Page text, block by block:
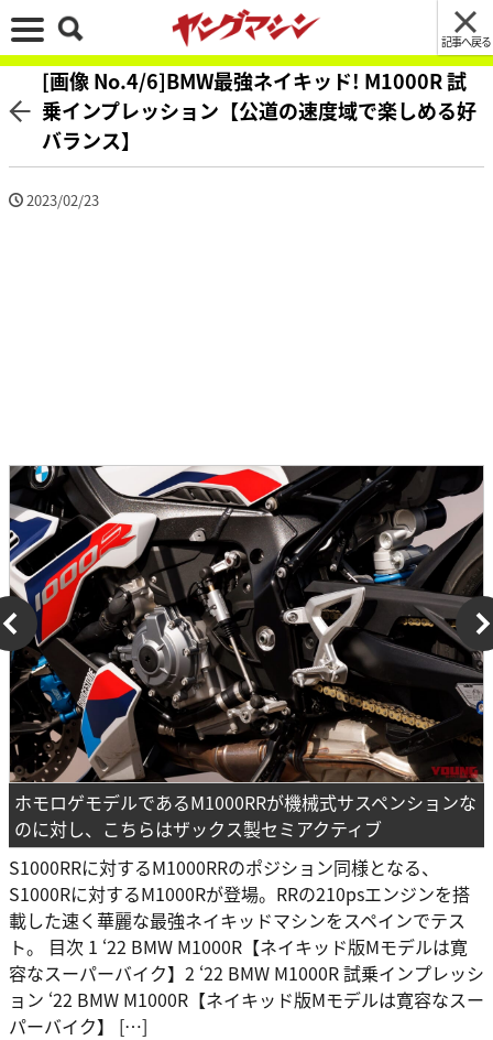
記事へ戻る
[画像 No.4/6]BMW最強ネイキッド! M1000R 試
乗インプレッション【公道の速度域で楽しめる好
バランス】
2023/02/23
ホモロゲモデルであるM1000RRが機械式サスペンションな
のに対し、こちらはザックス製セミアクティブ
S1000RRに対するM1000RRのポジション同様となる、
S1000Rに対するM1000Rが登場。RRの210psエンジンを搭
載した速く華麗な最強ネイキッドマシンをスペインでテス
ト。 目次 1 ‘22 BMW M1000R【ネイキッド版Mモデルは寛
容なスーパーバイク】2 ‘22 BMW M1000R 試乗インプレッシ
ョン ‘22 BMW M1000R【ネイキッド版Mモデルは寛容なスー
パーバイク】 […]